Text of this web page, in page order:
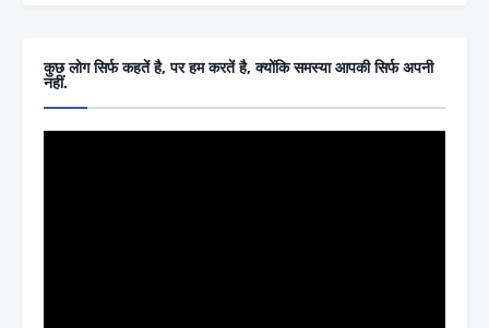
कुछ लोग सिर्फ कहतें है, पर हम करतें है, क्योंकि समस्या आपकी सिर्फ अपनी
नहीं.